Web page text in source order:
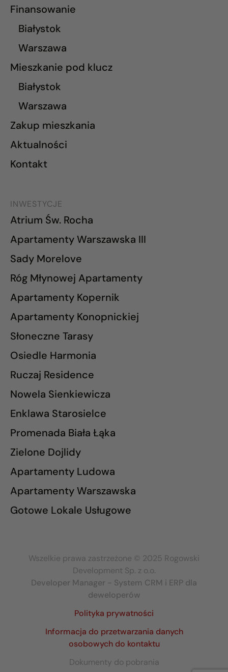
Finansowanie
Białystok
Warszawa
Mieszkanie pod klucz
Białystok
Warszawa
Zakup mieszkania
Aktualności
Kontakt
INWESTYCJE
Atrium Św. Rocha
Apartamenty Warszawska III
Sady Morelove
Róg Młynowej Apartamenty
Apartamenty Kopernik
Apartamenty Konopnickiej
Słoneczne Tarasy
Osiedle Harmonia
Ruczaj Residence
Nowela Sienkiewicza
Enklawa Starosielce
Promenada Biała Łąka
Zielone Dojlidy
Apartamenty Ludowa
Apartamenty Warszawska
Gotowe Lokale Usługowe
Wszelkie prawa zastrzeżone © 2025 Rogowski
Development Sp. z o.o.
Developer Manager - System CRM i ERP dla
deweloperów
Polityka prywatności
Informacja do przetwarzania danych
osobowych do kontaktu
Dokumenty do pobrania